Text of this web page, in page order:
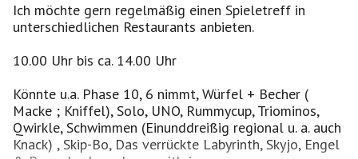
Ich möchte gern regelmäßig einen Spieletreff in
unterschiedlichen Restaurants anbieten.
10.00 Uhr bis ca. 14.00 Uhr
Könnte u.a. Phase 10, 6 nimmt, Würfel + Becher (
Macke ; Kniffel), Solo, UNO, Rummycup, Triominos,
Qwirkle, Schwimmen (Einunddreißig regional u. a. auch
Knack) , Skip-Bo, Das verrückte Labyrinth, Skyjo, Engel